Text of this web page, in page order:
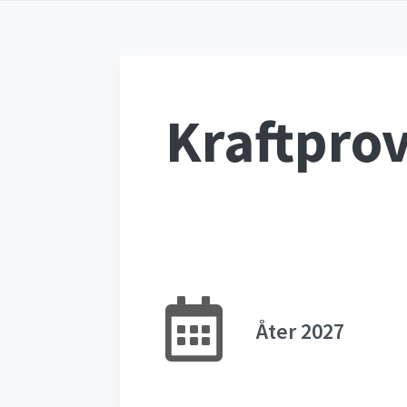
Åter 2027